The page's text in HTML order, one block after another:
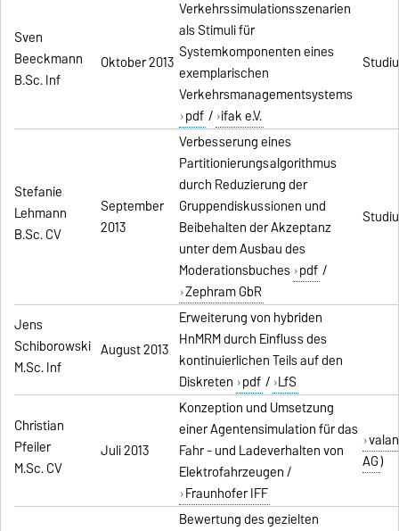
Sven
Beeckmann
B.Sc. Inf
Oktober 2013
Verkehrssimulationsszenarien
als Stimuli für
Systemkomponenten eines
exemplarischen
Verkehrsmanagementsystems
pdf / ifak e.V.
Stefanie
Lehmann
B.Sc. CV
September
2013
Verbesserung eines
Partitionierungsalgorithmus
durch Reduzierung der
Gruppendiskussionen und
Beibehalten der Akzeptanz
unter dem Ausbau des
Moderationsbuches pdf /
Zephram GbR
Jens
Schiborowski
M.Sc. Inf
August 2013
Erweiterung von hybriden
HnMRM durch Einfluss des
kontinuierlichen Teils auf den
Diskreten pdf / LfS
Christian
Pfeiler
M.Sc. CV
Juli 2013
Konzeption und Umsetzung
einer Agentensimulation für das
Fahr - und Ladeverhalten von
Elektrofahrzeugen /
Fraunhofer IFF
AG)
Bewertung des gezielten